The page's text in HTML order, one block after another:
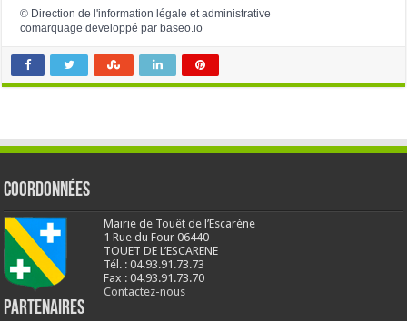
© Direction de l'information légale et administrative
comarquage developpé parbaseo.io
Coordonnées
Mairie de Touët de l’Escarène
1 Rue du Four 06440
TOUET DE L’ESCARENE
Tél. : 04.93.91.73.73
Fax : 04.93.91.73.70
Contactez-nous
Partenaires